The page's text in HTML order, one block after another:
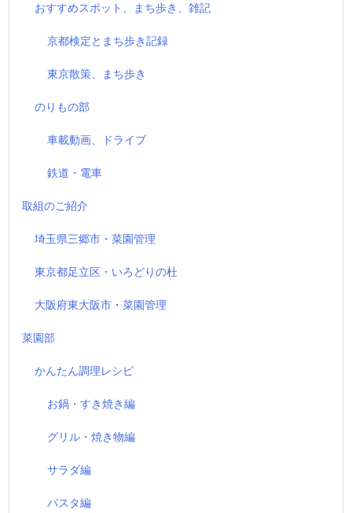
おすすめスポット、まち歩き、雑記
京都検定とまち歩き記録
東京散策、まち歩き
のりもの部
車載動画、ドライブ
鉄道・電車
取組のご紹介
埼玉県三郷市・菜園管理
東京都足立区・いろどりの杜
大阪府東大阪市・菜園管理
菜園部
かんたん調理レシピ
お鍋・すき焼き編
グリル・焼き物編
サラダ編
パスタ編